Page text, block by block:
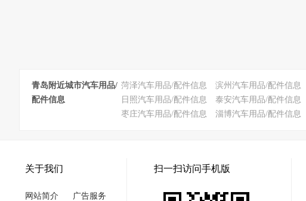
青岛附近城市汽车用品/
配件信息
菏泽汽车用品/配件信息 滨州汽车用品/配件信息
日照汽车用品/配件信息
泰安汽车用品/配件信息
枣庄汽车用品/配件信息
淄博汽车用品/配件信息
关于我们
网站简介 广告服务
扫一扫访问手机版